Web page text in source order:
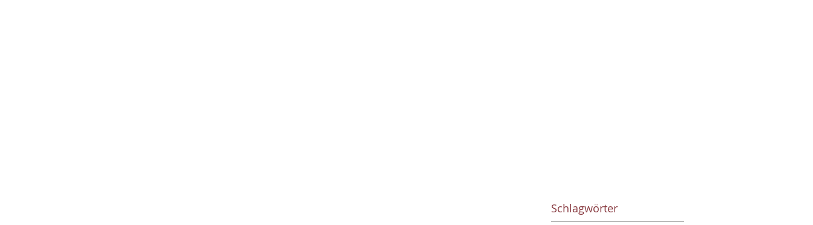
Schlagwörter